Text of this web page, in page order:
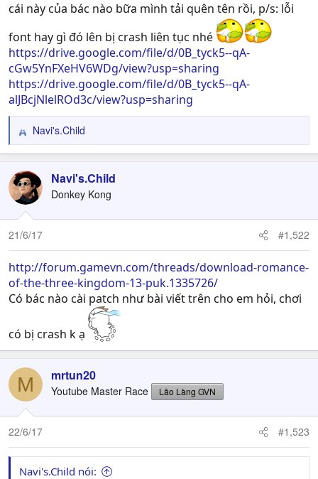
cái này của bác nào bữa mình tải quên tên rồi, p/s: lỗi
font hay gì đó lên bị crash liên tục nhé
https://drive.google.com/file/d/0B_tyck5--qA-
cGw5YnFXeHV6WDg/view?usp=sharing
https://drive.google.com/file/d/0B_tyck5--qA-
alJBcjNlelROd3c/view?usp=sharing
R
e
c
t
i
o
n
Navi's.Child
Navi's.Child
Donkey Kong
21/6/17 #1,522
http://forum.gamevn.com/threads/download-romance-
of-the-three-kingdom-13-puk.1335726/
Có bác nào cài patch như bài viết trên cho em hỏi, chơi
có bị crash k ạ
M mrtun20
Youtube Master Race Lão Làng GVN
22/6/17 #1,523
Navi's.Child nói: